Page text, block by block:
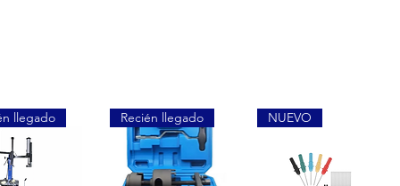
llegado Recién llegado NUEVO